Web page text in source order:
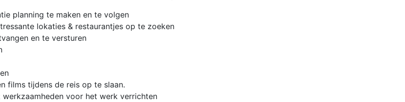
planning te maken en te volgen
lokaties & restaurantjes op te zoeken
en te versturen
films tijdens de reis op te slaan.
voor het werk verrichten